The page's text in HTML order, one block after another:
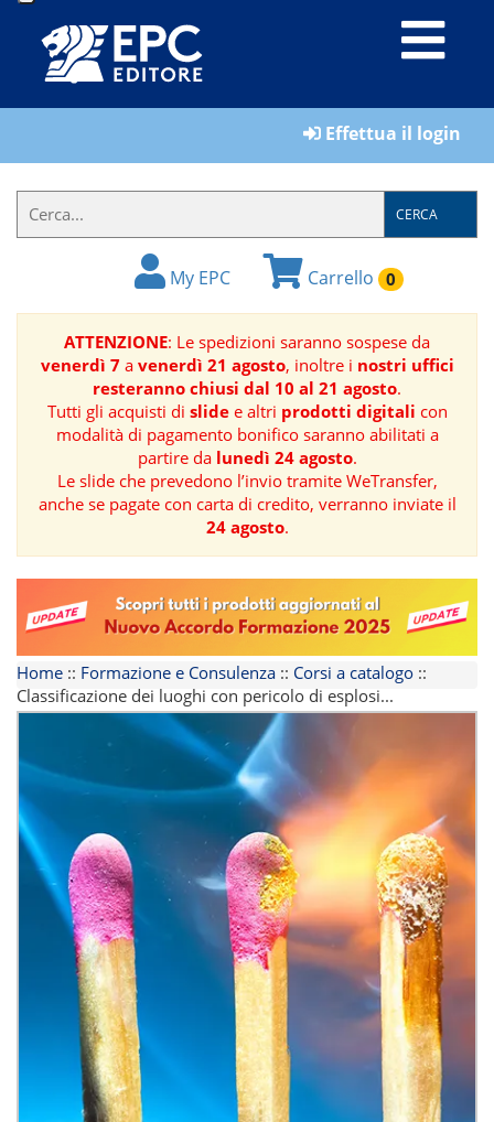
LIBRI
IL
FORMATORE
BOOK
RIVISTE
MANUALISTICA
SOFTWARE
TEMATICHE
Effettua il login
CERCA
My EPC Carrello 0
ATTENZIONE: Le spedizioni saranno sospese da
venerdì 7a venerdì 21 agosto, inoltre i nostri uffici
resteranno chiusi dal 10 al 21 agosto.
Tutti gli acquisti di slidee altri prodotti digitali con
modalità di pagamento bonifico saranno abilitati a
partire da lunedì 24 agosto.
Le slide che prevedono l’invio tramite WeTransfer,
anche se pagate con carta di credito, verranno inviate il
24 agosto.
Home :: Formazione e Consulenza :: Corsi a catalogo ::
Classificazione dei luoghi con pericolo di esplosi...